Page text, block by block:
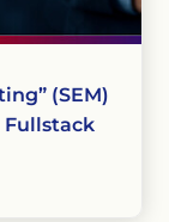
(SEM)
Fullstack